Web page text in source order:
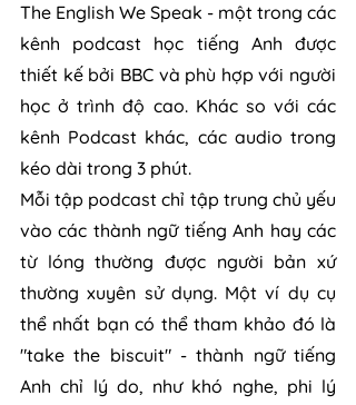
The English We Speak - một trong các
kênh podcast học tiếng Anh được
thiết kế bởi BBC và phù hợp với người
học ở trình độ cao. Khác so với các
kênh Podcast khác, các audio trong
kéo dài trong 3 phút.
Mỗi tập podcast chỉ tập trung chủ yếu
vào các thành ngữ tiếng Anh hay các
từ lóng thường được người bản xứ
thường xuyên sử dụng. Một ví dụ cụ
thể nhất bạn có thể tham khảo đó là
"take the biscuit" - thành ngữ tiếng
Anh chỉ lý do, như khó nghe, phi lý